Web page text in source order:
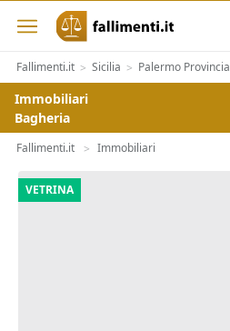
Fallimenti.it > Sicilia > Palermo Provincia
Immobiliari
Bagheria
Fallimenti.it > Immobiliari
VETRINA